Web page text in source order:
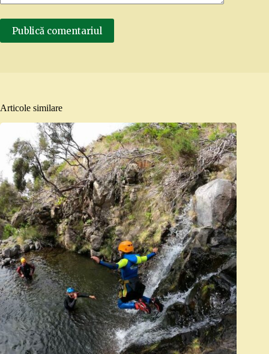
Publică comentariul
Articole similare